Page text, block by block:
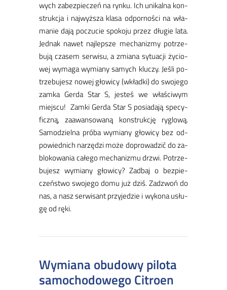
wych za­bez­pie­czeń na ryn­ku. Ich uni­kal­na kon­
struk­cja i naj­wyż­sza kla­sa od­por­no­ści na wła­
ma­nie da­ją po­czu­cie spo­ko­ju przez dłu­gie la­ta.
Jed­nak na­wet naj­lep­sze me­cha­ni­zmy po­trze­
bu­ją cza­sem ser­wi­su, a zmia­na sy­tu­acji ży­cio­
wej wy­ma­ga wy­mia­ny sa­mych klu­czy. Je­śli po­
trze­bu­jesz no­wej gło­wi­cy (wkład­ki) do swo­je­go
zam­ka Ger­da Star S, je­steś we wła­ści­wym
miej­scu! Zam­ki Ger­da Star S posiada­ją spe­cy­
ficz­ną, za­awan­so­wa­ną kon­struk­cję ry­glo­wą.
Sa­mo­dziel­na pró­ba wy­mia­ny gło­wi­cy bez od­
po­wied­nich na­rzę­dzi mo­że do­pro­wa­dzić do za­
blo­ko­wa­nia ca­łe­go me­cha­ni­zmu drzwi. ​Po­trze­
bu­jesz wy­mia­ny gło­wi­cy? ​Zad­baj o bez­pie­
czeń­stwo swo­je­go do­mu już dziś. Za­dzwoń do
nas, a nasz ser­wi­sant przy­je­dzie i wy­ko­na usłu­
gę od rę­ki.
Wymiana obudowy pilota
samochodowego Citroen